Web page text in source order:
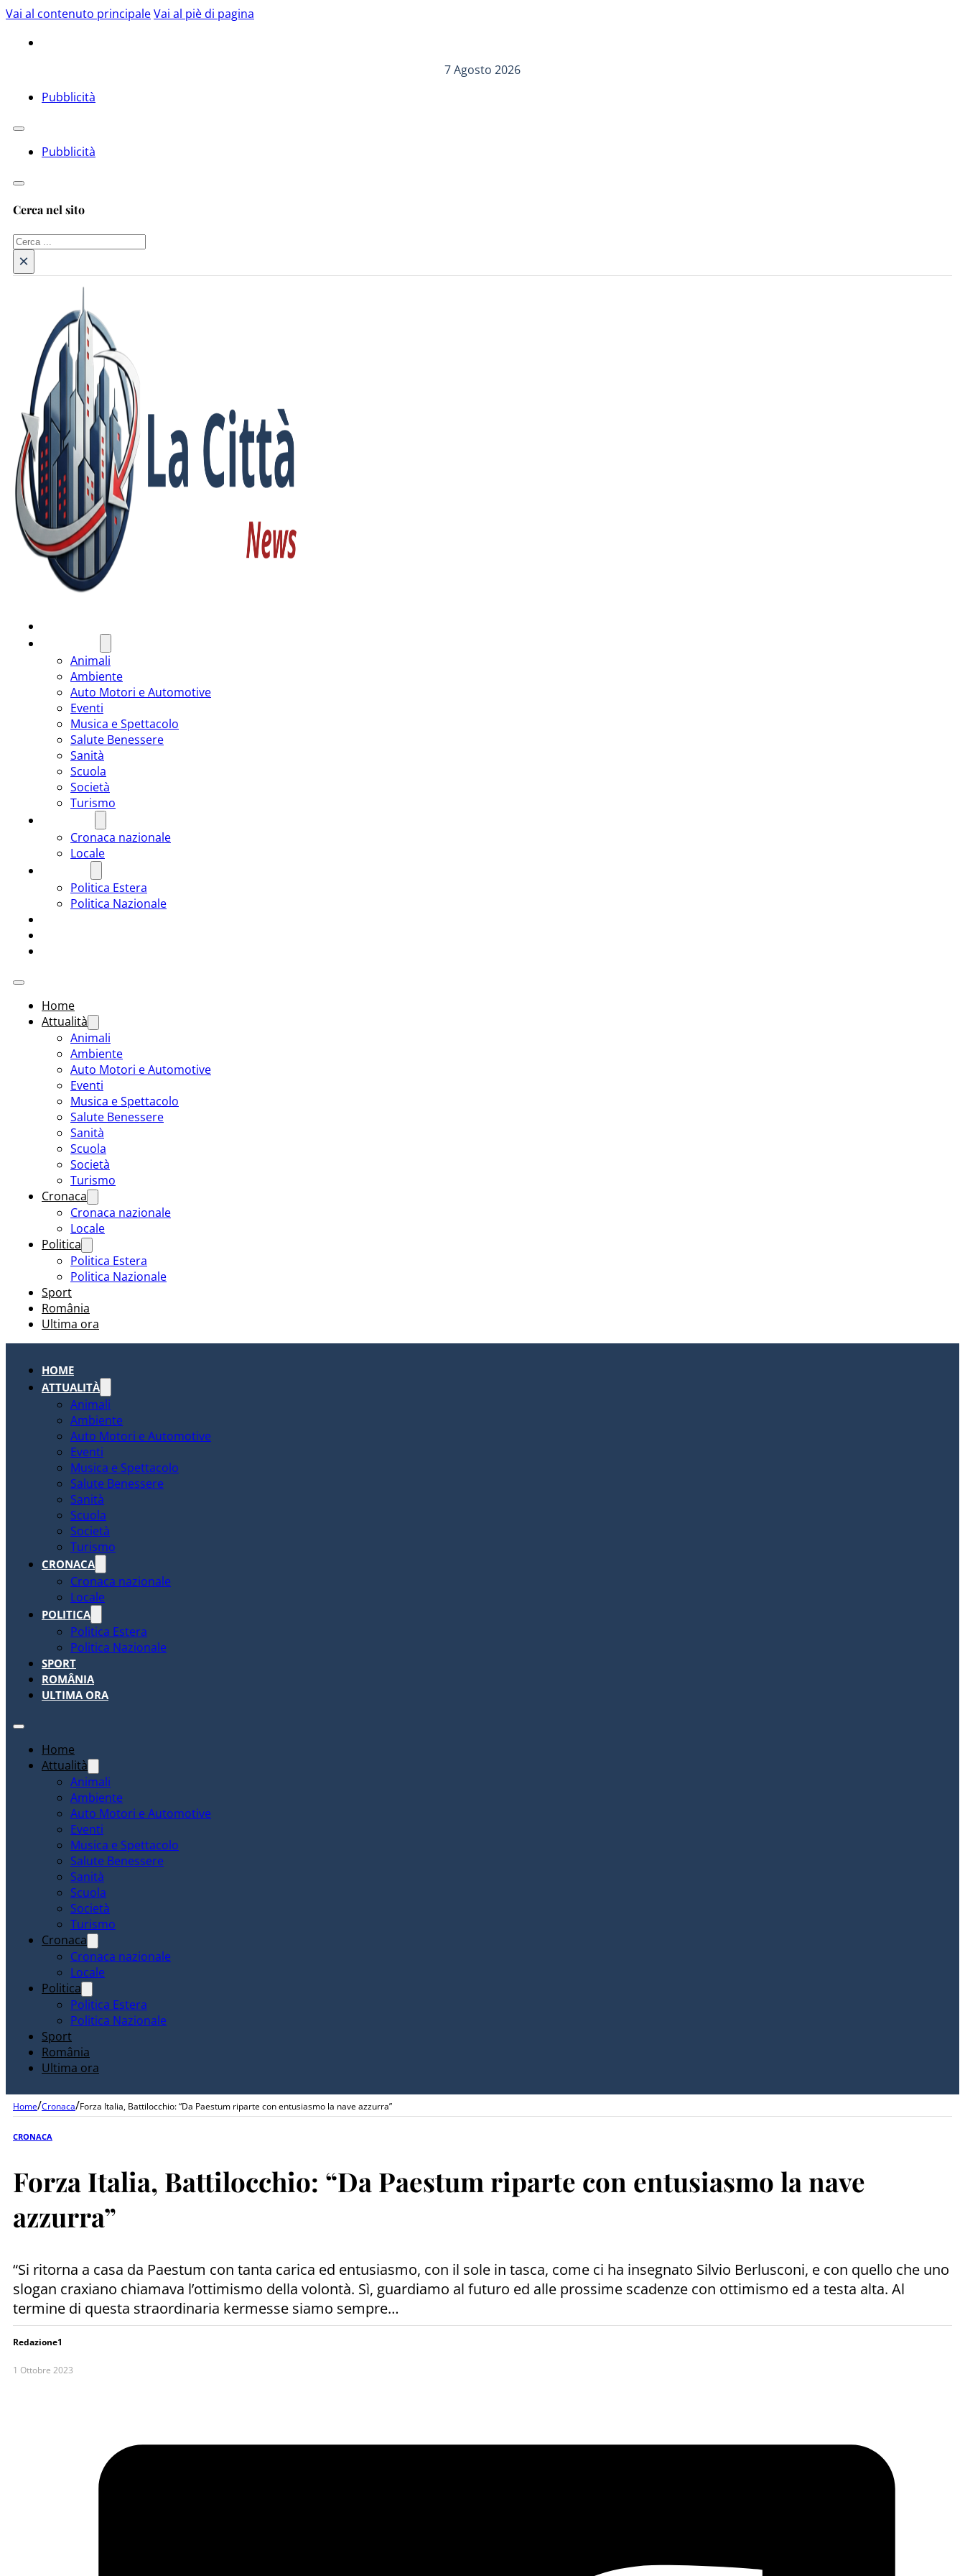
Vai al contenuto principaleVai al piè di pagina
7 Agosto 2026
Pubblicità
Pubblicità
Cerca nel sito
Cerca
×
Animali
Ambiente
Auto Motori e Automotive
Eventi
Musica e Spettacolo
Salute Benessere
Sanità
Scuola
Società
Turismo
Cronaca nazionale
Locale
Politica Estera
Politica Nazionale
Home
Attualità
Animali
Ambiente
Auto Motori e Automotive
Eventi
Musica e Spettacolo
Salute Benessere
Sanità
Scuola
Società
Turismo
Cronaca
Cronaca nazionale
Locale
Politica
Politica Estera
Politica Nazionale
Sport
România
Ultima ora
HOME
ATTUALITÀ
Animali
Ambiente
Auto Motori e Automotive
Eventi
Musica e Spettacolo
Salute Benessere
Sanità
Scuola
Società
Turismo
CRONACA
Cronaca nazionale
Locale
POLITICA
Politica Estera
Politica Nazionale
SPORT
ROMÂNIA
ULTIMA ORA
Home
Attualità
Animali
Ambiente
Auto Motori e Automotive
Eventi
Musica e Spettacolo
Salute Benessere
Sanità
Scuola
Società
Turismo
Cronaca
Cronaca nazionale
Locale
Politica
Politica Estera
Politica Nazionale
Sport
România
Ultima ora
Home/Cronaca/Forza Italia, Battilocchio: “Da Paestum riparte con entusiasmo la nave azzurra”
CRONACA
Forza Italia, Battilocchio: “Da Paestum riparte con entusiasmo la nave
azzurra”
“Si ritorna a casa da Paestum con tanta carica ed entusiasmo, con il sole in tasca, come ci ha insegnato Silvio Berlusconi, e con quello che uno
slogan craxiano chiamava l’ottimismo della volontà. Sì, guardiamo al futuro ed alle prossime scadenze con ottimismo ed a testa alta. Al
termine di questa straordinaria kermesse siamo sempre…
Redazione1
1 Ottobre 2023